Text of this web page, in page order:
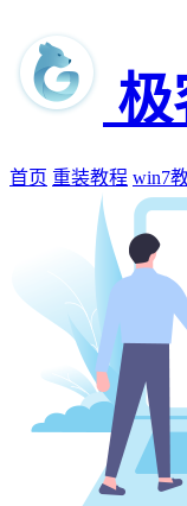
极
首页 重装教程 win7